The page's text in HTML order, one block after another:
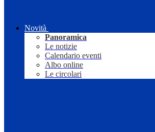
Novità
Panoramica
Le notizie
Calendario eventi
Albo online
Le circolari